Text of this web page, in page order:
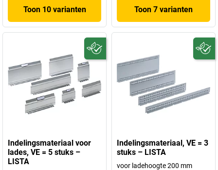
Toon 10 varianten Toon 7 varianten
Indelingsmateriaal voor
lades, VE = 5 stuks –
LISTA
Indelingsmateriaal, VE = 3
stuks – LISTA
voor ladehoogte 200 mm